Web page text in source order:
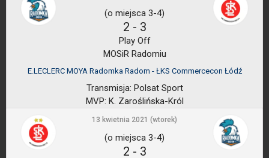
(o miejsca 3-4)
2 - 3
Play Off
MOSiR Radomiu
E.LECLERC MOYA Radomka Radom - ŁKS Commercecon Łódź
Transmisja: Polsat Sport
MVP: K. Zaroślińska-Król
13 kwietnia 2021 (wtorek)
(o miejsca 3-4)
2 - 3